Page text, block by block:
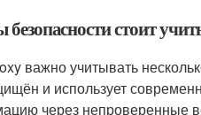
стоит
важно учитывать
и использует
через непроверенные